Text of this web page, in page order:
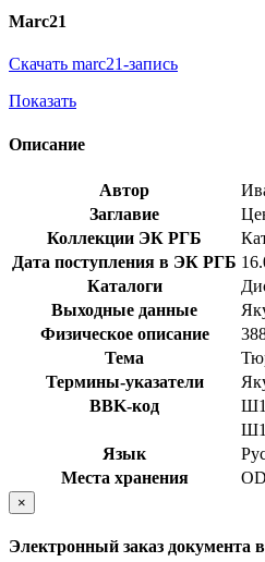
Marc21
Скачать marc21-запись
Показать
Описание
Автор
Заглавие
Коллекции ЭК РГБ
Дата поступления в ЭК РГБ
Каталоги
Выходные данные
Физическое описание
Тема
Термины-указатели
BBK-код
Язык
Места хранения
×
Электронный заказ документа